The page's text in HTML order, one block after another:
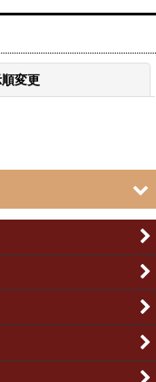
変更